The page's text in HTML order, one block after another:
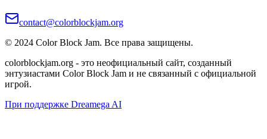
contact@colorblockjam.org
© 2024 Color Block Jam. Все права защищены.
colorblockjam.org - это неофициальный сайт, созданный
энтузиастами Color Block Jam и не связанный с официальной
игрой.
При поддержке Dreamega AI